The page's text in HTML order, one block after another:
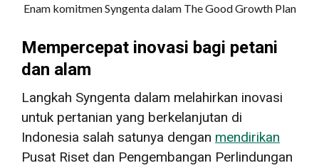
Enam komitmen Syngenta dalam The Good Growth Plan
Mempercepat inovasi bagi petani
dan alam
Langkah Syngenta dalam melahirkan inovasi
untuk pertanian yang berkelanjutan di
Indonesia salah satunya dengan mendirikan
Pusat Riset dan Pengembangan Perlindungan